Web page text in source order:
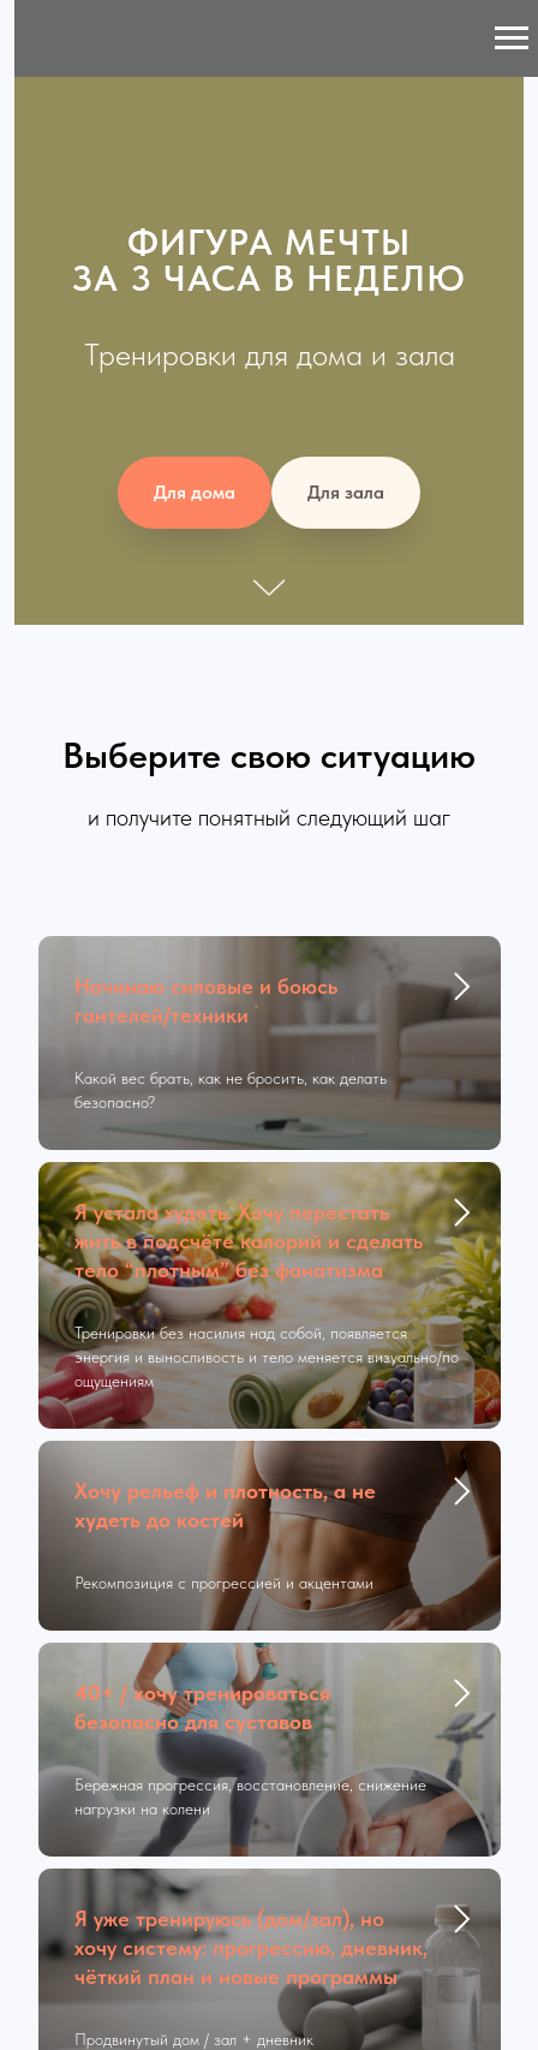
ФИГУРА МЕЧТЫ
ЗА 3 ЧАСА В НЕДЕЛЮ
Тренировки для дома и зала
Для дома Для зала
Выберите свою ситуацию
и получите понятный следующий шаг
Начинаю силовые и боюсь
гантелей/техники
Какой вес брать, как не бросить, как делать
безопасно?
Я устала худеть. Хочу перестать
жить в подсчёте калорий и сделать
тело “плотным” без фанатизма
Тренировки без насилия над собой, появляется
энергия и выносливость и тело меняется визуально/по
ощущениям
Хочу рельеф и плотность, а не
худеть до костей
Рекомпозиция с прогрессией и акцентами
40+ / хочу тренироваться
безопасно для суставов
Бережная прогрессия, восстановление, снижение
нагрузки на колени
Я уже тренируюсь (дом/зал), но
хочу систему: прогрессию, дневник,
чёткий план и новые программы
Продвинутый дом / зал + дневник